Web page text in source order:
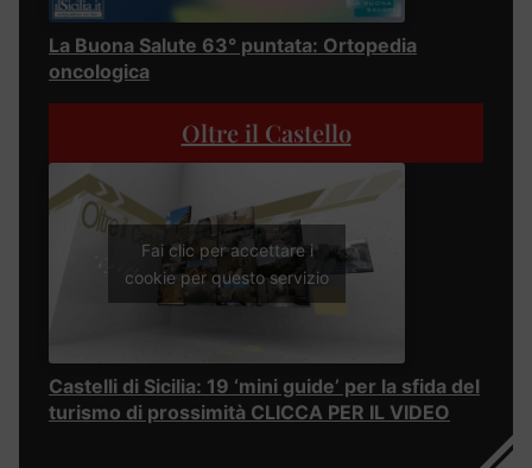
La Buona Salute 63° puntata: Ortopedia
oncologica
Oltre il Castello
Fai clic per accettare i
cookie per questo servizio
Castelli di Sicilia: 19 ‘mini guide’ per la sfida del
turismo di prossimità CLICCA PER IL VIDEO